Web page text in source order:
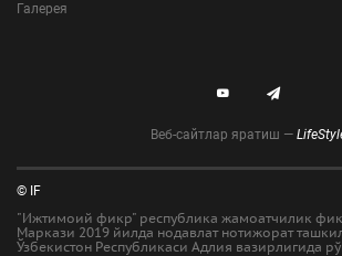
Галерея
Веб-сайтлар яратиш —
© IF
"Ижтимоий фикр" республика жамоатчилик
Маркази 2019 йилда нодавлат нотижорат
Ўзбекистон Республикаси Адлия вазирлигида